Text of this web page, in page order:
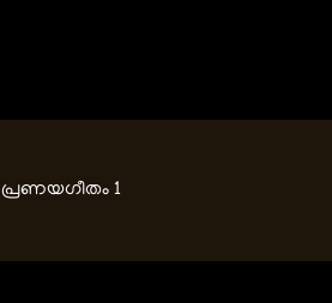
പ്രണയഗീതം 1